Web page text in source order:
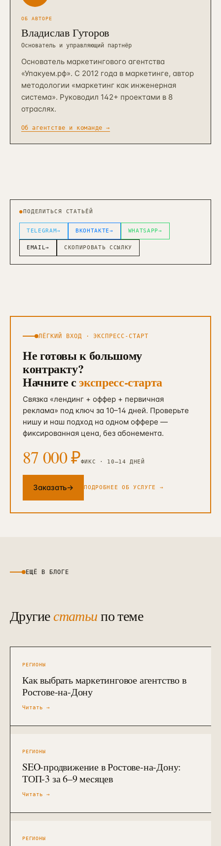
ОБ АВТОРЕ
Владислав Гуторов
Основатель и управляющий партнёр
Основатель маркетингового агентства
«Упакуем.рф». С 2012 года в маркетинге, автор
методологии «маркетинг как инженерная
система». Руководил 142+ проектами в 8
отраслях.
Об агентстве и команде →
●ПОДЕЛИТЬСЯ СТАТЬЁЙ
TELEGRAM→ ВКОНТАКТЕ→ WHATSAPP→
EMAIL→ СКОПИРОВАТЬ ССЫЛКУ
ЛЁГКИЙ ВХОД · ЭКСПРЕСС-СТАРТ
Не готовы к большому
контракту?
Начните сэкспресс-старта
Связка «лендинг + оффер + первичная
реклама» под ключ за 10–14 дней. Проверьте
нишу и наш подход на одном оффере —
фиксированная цена, без абонемента.
87 000 ₽ФИКС · 10–14 ДНЕЙ
Заказать→ ПОДРОБНЕЕ ОБ УСЛУГЕ →
ЕЩЁ В БЛОГЕ
Другиестатьипо теме
РЕГИОНЫ
Как выбрать маркетинговое агентство в
Ростове-на-Дону
Читать →
РЕГИОНЫ
SEO-продвижение в Ростове-на-Дону:
ТОП-3 за 6–9 месяцев
Читать →
РЕГИОНЫ